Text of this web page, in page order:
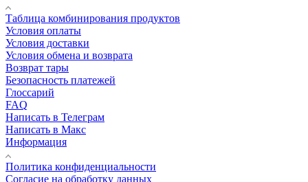
Таблица комбинирования продуктов
Условия оплаты
Условия доставки
Условия обмена и возврата
Возврат тары
Безопасность платежей
Глоссарий
FAQ
Написать в Телеграм
Написать в Макс
Информация
Политика конфиденциальности
Согласие на обработку данных